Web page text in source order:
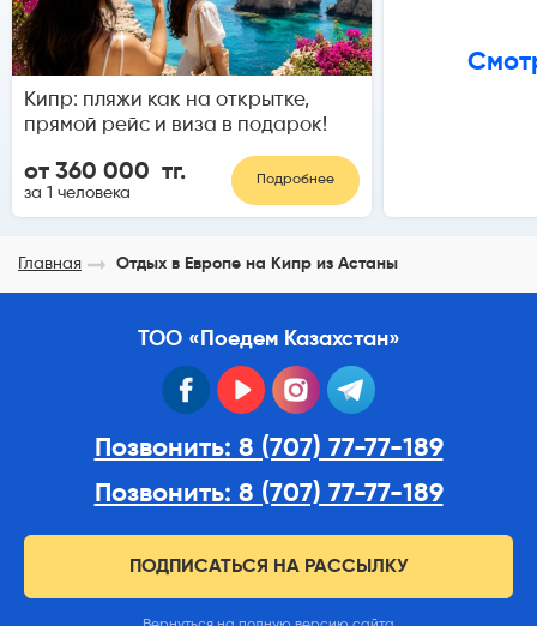
Кипр: пляжи как на открытке,
прямой рейс и виза в подарок!
от 360 000 тг.
за 1 человека
Подробнее
Главная Отдых в Европе на Кипр из Астаны
ТОО «Поедем Казахстан»
facebook youtube instagram
Позвонить: 8 (707) 77-77-189
Позвонить: 8 (707) 77-77-189
ПОДПИСАТЬСЯ НА РАССЫЛКУ